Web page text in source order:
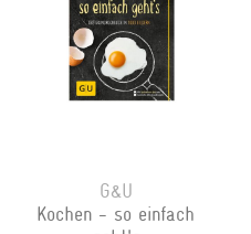
G&U
Kochen - so einfach